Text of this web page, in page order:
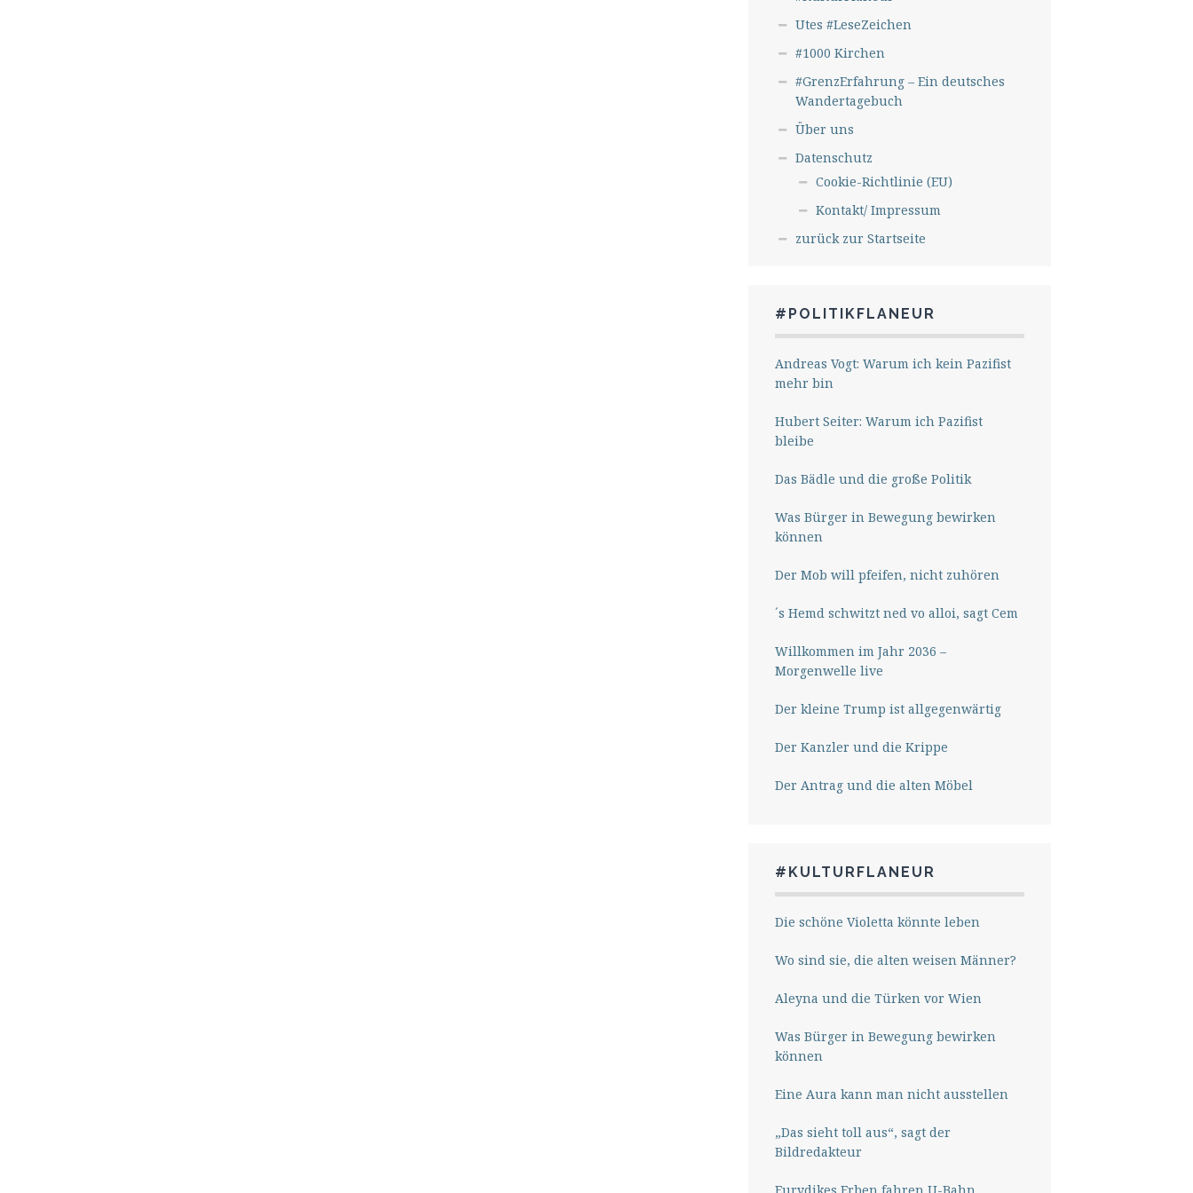
Utes #LeseZeichen
#1000 Kirchen
#GrenzErfahrung – Ein deutsches
Wandertagebuch
Über uns
Datenschutz
Cookie-Richtlinie (EU)
Kontakt/ Impressum
zurück zur Startseite
#POLITIKFLANEUR
Andreas Vogt: Warum ich kein Pazifist
mehr bin
Hubert Seiter: Warum ich Pazifist
bleibe
Das Bädle und die große Politik
Was Bürger in Bewegung bewirken
können
Der Mob will pfeifen, nicht zuhören
´s Hemd schwitzt ned vo alloi, sagt Cem
Willkommen im Jahr 2036 –
Morgenwelle live
Der kleine Trump ist allgegenwärtig
Der Kanzler und die Krippe
Der Antrag und die alten Möbel
#KULTURFLANEUR
Die schöne Violetta könnte leben
Wo sind sie, die alten weisen Männer?
Aleyna und die Türken vor Wien
Was Bürger in Bewegung bewirken
können
Eine Aura kann man nicht ausstellen
„Das sieht toll aus“, sagt der
Bildredakteur